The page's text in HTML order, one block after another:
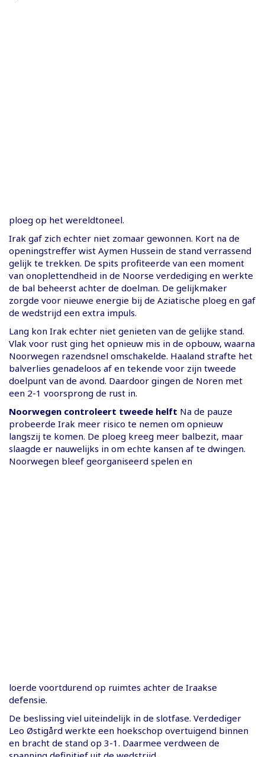
ploeg op het wereldtoneel.
Irak gaf zich echter niet zomaar gewonnen. Kort na de
openingstreffer wist Aymen Hussein de stand verrassend
gelijk te trekken. De spits profiteerde van een moment
van onoplettendheid in de Noorse verdediging en werkte
de bal beheerst achter de doelman. De gelijkmaker
zorgde voor nieuwe energie bij de Aziatische ploeg en gaf
de wedstrijd een extra impuls.
Lang kon Irak echter niet genieten van de gelijke stand.
Vlak voor rust ging het opnieuw mis in de opbouw, waarna
Noorwegen razendsnel omschakelde. Haaland strafte het
balverlies genadeloos af en tekende voor zijn tweede
doelpunt van de avond. Daardoor gingen de Noren met
een 2-1 voorsprong de rust in.
Noorwegen controleert tweede helft Na de pauze
probeerde Irak meer risico te nemen om opnieuw
langszij te komen. De ploeg kreeg meer balbezit, maar
slaagde er nauwelijks in om echte kansen af te dwingen.
Noorwegen bleef georganiseerd spelen en
loerde voortdurend op ruimtes achter de Iraakse
defensie.
De beslissing viel uiteindelijk in de slotfase. Verdediger
Leo Østigård werkte een hoekschop overtuigend binnen
en bracht de stand op 3-1. Daarmee verdween de